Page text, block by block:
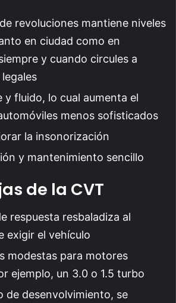
revoluciones mantiene niveles
en ciudad como en
y cuando circules a
y fluido, lo cual aumenta el
menos sofisticados
la insonorización
y mantenimiento sencillo
de la CVT
respuesta resbaladiza al
exigir el vehículo
modestas para motores
ejemplo, un 3.0 o 1.5 turbo
de desenvolvimiento, se